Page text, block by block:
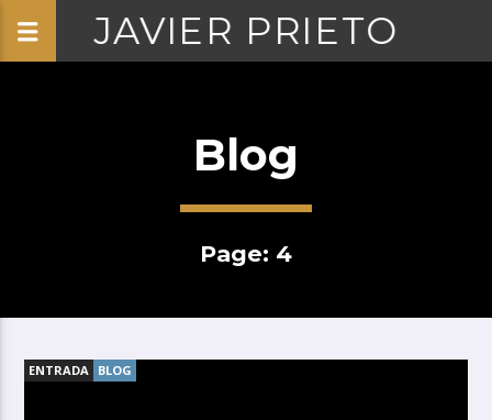
JAVIER PRIETO
Blog
Page: 4
ENTRADA BLOG